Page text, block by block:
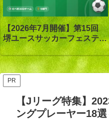
【2026年7月開催】第15回
堺ユースサッカーフェスティ
バル in J-GREEN堺｜大会概
要・日程・参加カテゴリ【随
時更新】
PR
【Jリーグ特集】
ングプレーヤー18